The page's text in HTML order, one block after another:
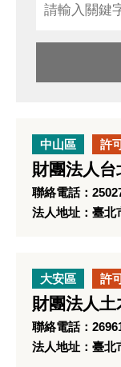
中山區 許
財團法人
聯絡電話：
法人地址：臺北
大安區 許
財團法人
聯絡電話：
法人地址：臺北